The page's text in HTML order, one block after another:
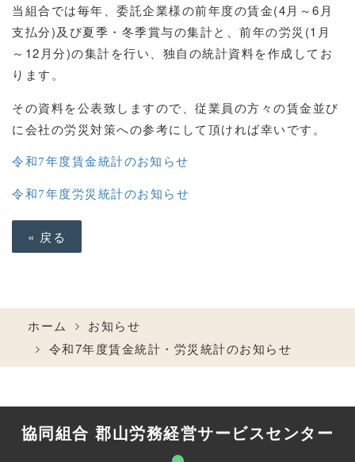
当組合では毎年、委託企業様の前年度の賃金(4月～6月
支払分)及び夏季・冬季賞与の集計と、前年の労災(1月
～12月分)の集計を行い、独自の統計資料を作成してお
ります。
その資料を公表致しますので、従業員の方々の賃金並び
に会社の労災対策への参考にして頂ければ幸いです。
令和7年度賃金統計のお知らせ
令和7年度労災統計のお知らせ
« 戻る
ホーム
お知らせ
令和7年度賃金統計・労災統計のお知らせ
協同組合 郡山労務経営サービスセンター